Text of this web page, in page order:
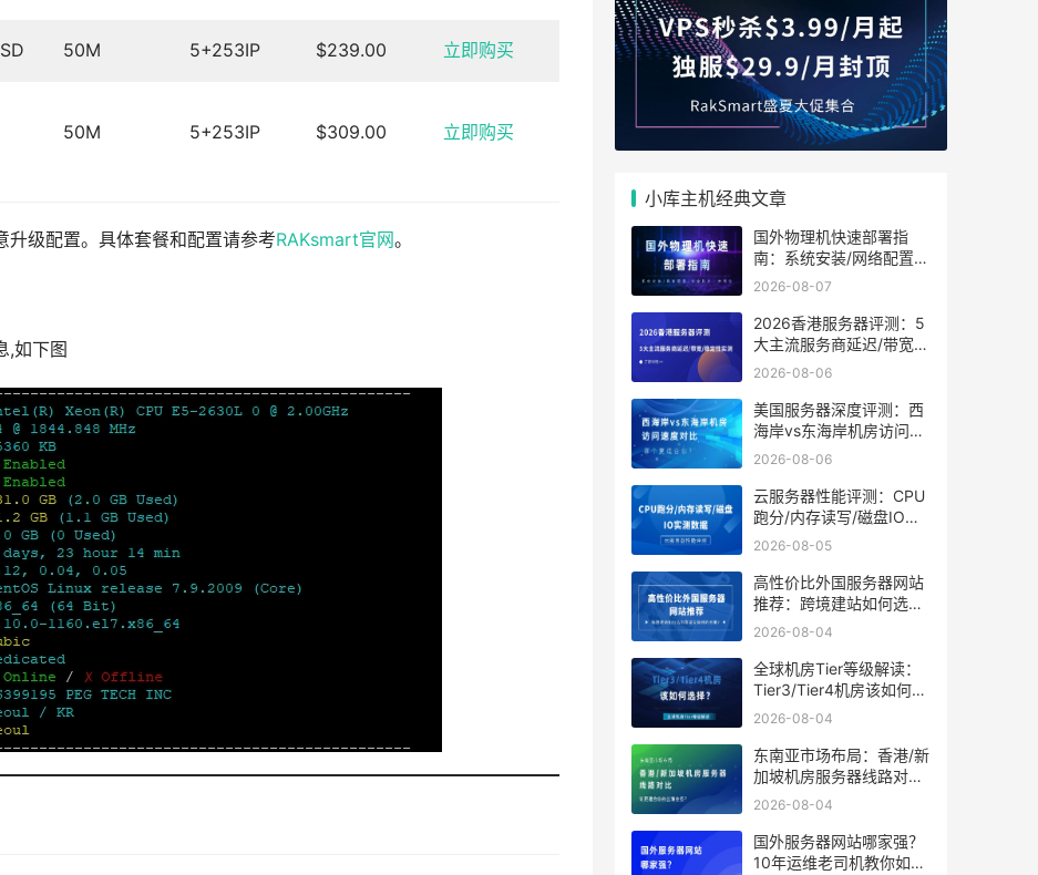
50M 5+253IP $239.00 立即购买
50M 5+253IP $309.00 立即购买
级配置。具体套餐和配置请参考RAKsmart官网。
,如下图
小库主机经典文章
国外物理机快速部署指
南：系统安装/网络配置/
安全防护一步到位
2026-08-07
2026香港服务器评测：5
大主流服务商延迟/带宽/
稳定性实测
2026-08-06
美国服务器深度评测：西
海岸vs东海岸机房访问速
度对比，哪个更适合你？
2026-08-06
云服务器性能评测：CPU
跑分/内存读写/磁盘IO实
测数据
2026-08-05
高性价比外国服务器网站
推荐：跨境建站如何选到
靠谱又省钱的方案？
2026-08-04
全球机房Tier等级解读：
Tier3/Tier4机房该如何选
择？
2026-08-04
东南亚市场布局：香港/新
加坡机房服务器线路对
比，谁更适合你的出海业
2026-08-04
国外服务器网站哪家强？
10年运维老司机教你如何